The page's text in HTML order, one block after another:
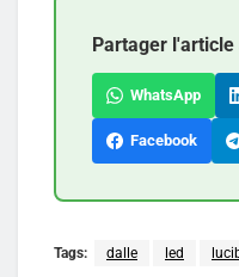
Partager l'article
WhatsApp
Facebook
Tags: dalle led